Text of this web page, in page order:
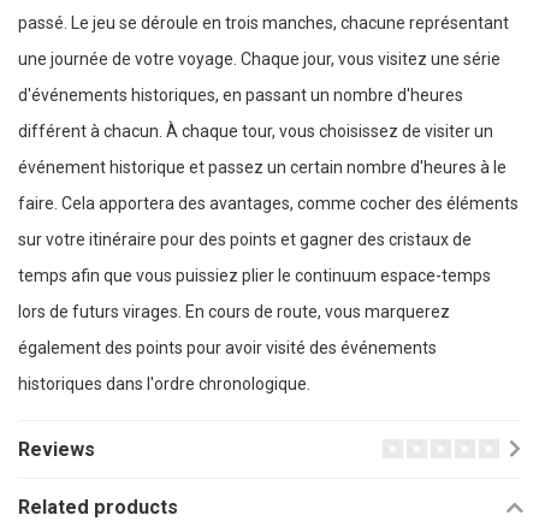
passé. Le jeu se déroule en trois manches, chacune représentant
une journée de votre voyage. Chaque jour, vous visitez une série
d'événements historiques, en passant un nombre d'heures
différent à chacun. À chaque tour, vous choisissez de visiter un
événement historique et passez un certain nombre d'heures à le
faire. Cela apportera des avantages, comme cocher des éléments
sur votre itinéraire pour des points et gagner des cristaux de
temps afin que vous puissiez plier le continuum espace-temps
lors de futurs virages. En cours de route, vous marquerez
également des points pour avoir visité des événements
historiques dans l'ordre chronologique.
Reviews
Related products